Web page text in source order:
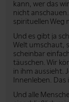
kann, wer das
nicht
spirituellen Weg
Und es gibt ja
Welt umschaut,
scheinbar
täuschen. Wir
in ihm aussieht.
Innenleben. Das
Und alle